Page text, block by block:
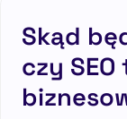
Skąd
czy